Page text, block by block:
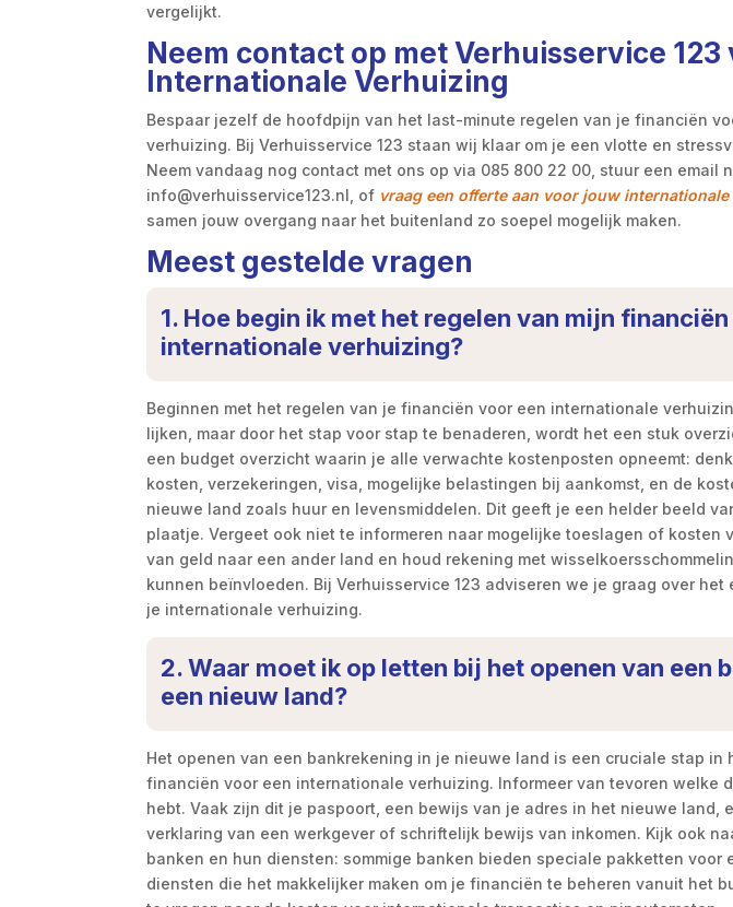
vergelijkt.
Neem contact op met Verhuisservice 123
Internationale Verhuizing
Bespaar jezelf de hoofdpijn van het last-minute regelen van je financiën
verhuizing. Bij Verhuisservice 123 staan wij klaar om je een vlotte en
Neem vandaag nog contact met ons op via 085 800 22 00, stuur een email
info@verhuisservice123.nl, of vraag een offerte aan voor jouw
samen jouw overgang naar het buitenland zo soepel mogelijk maken.
Meest gestelde vragen
1. Hoe begin ik met het regelen van mijn
internationale verhuizing?
Beginnen met het regelen van je financiën voor een internationale
lijken, maar door het stap voor stap te benaderen, wordt het een stuk
een budget overzicht waarin je alle verwachte kostenposten opneemt:
kosten, verzekeringen, visa, mogelijke belastingen bij aankomst, en de
nieuwe land zoals huur en levensmiddelen. Dit geeft je een helder beeld
plaatje. Vergeet ook niet te informeren naar mogelijke toeslagen of kosten
van geld naar een ander land en houd rekening met
kunnen beïnvloeden. Bij Verhuisservice 123 adviseren we je graag over
je internationale verhuizing.
2. Waar moet ik op letten bij het openen van een
een nieuw land?
Het openen van een bankrekening in je nieuwe land is een cruciale stap in
financiën voor een internationale verhuizing. Informeer van tevoren welke
hebt. Vaak zijn dit je paspoort, een bewijs van je adres in het nieuwe land,
verklaring van een werkgever of schriftelijk bewijs van inkomen. Kijk ook
banken en hun diensten: sommige banken bieden speciale pakketten voor
diensten die het makkelijker maken om je financiën te beheren vanuit het